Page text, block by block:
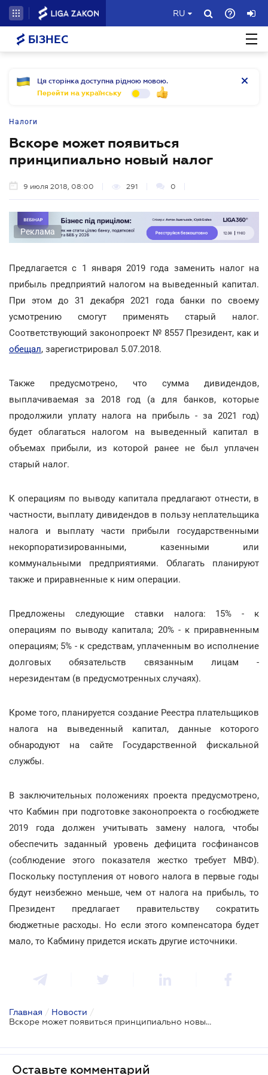
RU
БІЗНЕС
Ця сторінка доступна рідною мовою.
Перейти на українську
Налоги
Вскоре может появиться
принципиально новый налог
9 июля 2018, 08:00 291 0
Реклама
Предлагается с 1 января 2019 года заменить налог на
прибыль предприятий налогом на выведенный капитал.
При этом до 31 декабря 2021 года банки по своему
усмотрению смогут применять старый налог.
Соответствующий законопроект № 8557 Президент, как и
обещал, зарегистрировал 5.07.2018.
Также предусмотрено, что сумма дивидендов,
выплачиваемая за 2018 год (а для банков, которые
продолжили уплату налога на прибыль - за 2021 год)
будет облагаться налогом на выведенный капитал в
объемах прибыли, из которой ранее не был уплачен
старый налог.
К операциям по выводу капитала предлагают отнести, в
частности, выплату дивидендов в пользу неплательщика
налога и выплату части прибыли государственными
некорпоратизированными, казенными или
коммунальными предприятиями. Облагать планируют
также и приравненные к ним операции.
Предложены следующие ставки налога: 15% - к
операциям по выводу капитала; 20% - к приравненным
операциям; 5% - к средствам, уплаченным во исполнение
долговых обязательств связанным лицам -
нерезидентам (в предусмотренных случаях).
Кроме того, планируется создание Реестра плательщиков
налога на выведенный капитал, данные которого
обнародуют на сайте Государственной фискальной
службы.
В заключительных положениях проекта предусмотрено,
что Кабмин при подготовке законопроекта о госбюджете
2019 года должен учитывать замену налога, чтобы
обеспечить заданный уровень дефицита госфинансов
(соблюдение этого показателя жестко требует МВФ).
Поскольку поступления от нового налога в первые годы
будут неизбежно меньше, чем от налога на прибыль, то
Президент предлагает правительству сократить
бюджетные расходы. Но если этого компенсатора будет
мало, то Кабмину придется искать другие источники.
Главная / Новости /
Вскоре может появиться принципиально новый налог
Оставьте комментарий